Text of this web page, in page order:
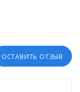
ОСТАВИТЬ ОТЗЫВ